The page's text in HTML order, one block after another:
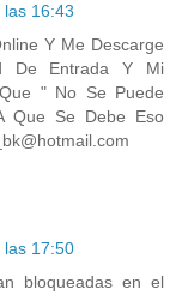
16:43
Y Me Descarge
De Entrada Y Mi
" No Se Puede
Que Se Debe Eso
17:50
bloqueadas en el